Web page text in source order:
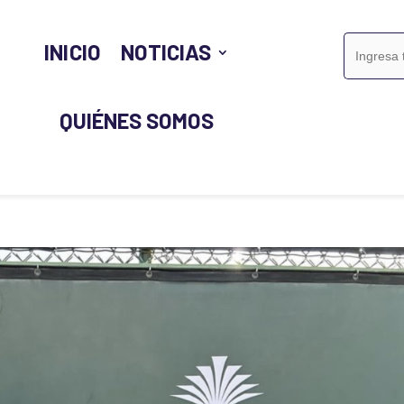
INICIO NOTICIAS
QUIÉNES SOMOS
Buscar: